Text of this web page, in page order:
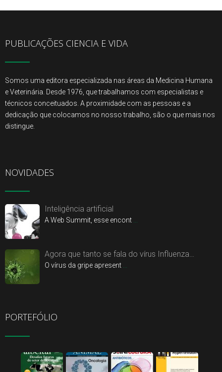
PUBLICAÇÕES CIENCIA E VIDA
Somos uma editora especializada nas áreas da Medicina Humana
e Veterinária. Desde 1976, que trabalhamos com especialistas e
técnicos conceituados. A proximidade com as pessoas e a
dedicação que colocamos no nosso trabalho, são o que mais nos
distingue.
NOVIDADES
Inteligência artificial
A Web Summit, esse encont ...
Agora que tanto se fala do vírus Influenza…
O vírus da gripe apresent ...
PORTEFÓLIO